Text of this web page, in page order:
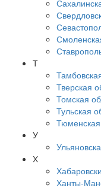
Т
Тверская
Томская
Тульская
Тюменская
У
Х
Ханты-